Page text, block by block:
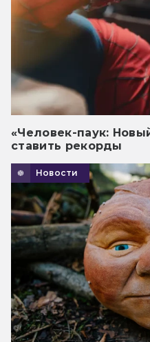
«Человек-паук:
ставить рекорды
Новости